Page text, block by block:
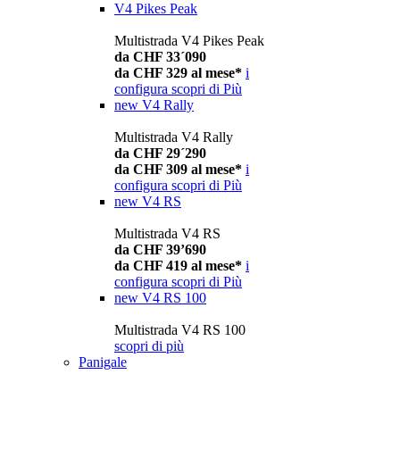
V4 Pikes Peak
Multistrada V4 Pikes Peak
da CHF 33´090
da CHF 329 al mese* i
configura scopri di Più
new V4 Rally
Multistrada V4 Rally
da CHF 29´290
da CHF 309 al mese* i
configura scopri di Più
new V4 RS
Multistrada V4 RS
da CHF 39’690
da CHF 419 al mese* i
configura scopri di Più
new V4 RS 100
Multistrada V4 RS 100
scopri di più
Panigale